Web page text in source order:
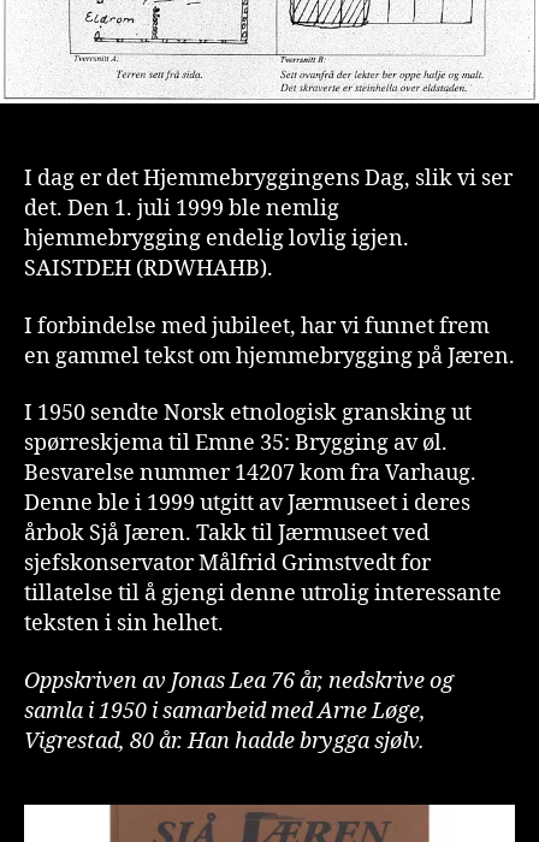
I dag er det Hjemmebryggingens Dag, slik vi ser
det. Den 1. juli 1999 ble nemlig
hjemmebrygging endelig lovlig igjen.
SAISTDEH (RDWHAHB).
I forbindelse med jubileet, har vi funnet frem
en gammel tekst om hjemmebrygging på Jæren.
I 1950 sendte Norsk etnologisk gransking ut
spørreskjema til Emne 35: Brygging av øl.
Besvarelse nummer 14207 kom fra Varhaug.
Denne ble i 1999 utgitt av Jærmuseet i deres
årbok Sjå Jæren. Takk til Jærmuseet ved
sjefskonservator Målfrid Grimstvedt for
tillatelse til å gjengi denne utrolig interessante
teksten i sin helhet.
Oppskriven av Jonas Lea 76 år, nedskrive og
samla i 1950 i samarbeid med Arne Løge,
Vigrestad, 80 år. Han hadde brygga sjølv.